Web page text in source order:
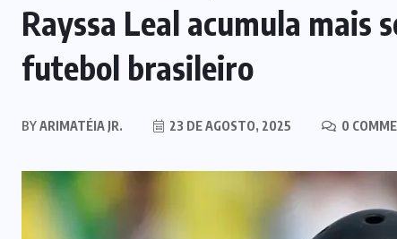
Rayssa Leal acumula mais
futebol brasileiro
BYARIMATÉIA JR. 23 DE AGOSTO, 2025 0
MARANHÃO